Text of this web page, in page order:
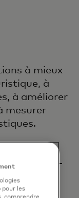
à mieux
à
à améliorer
mesurer
pour les